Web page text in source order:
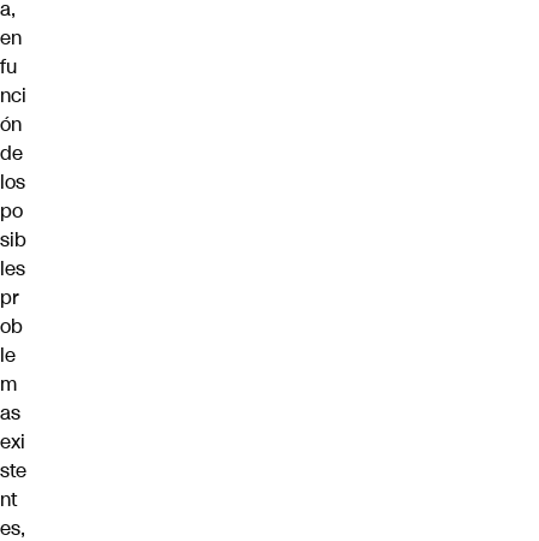
a,
en
fu
nci
ón
de
los
po
sib
les
pr
ob
le
m
as
exi
ste
nt
es,